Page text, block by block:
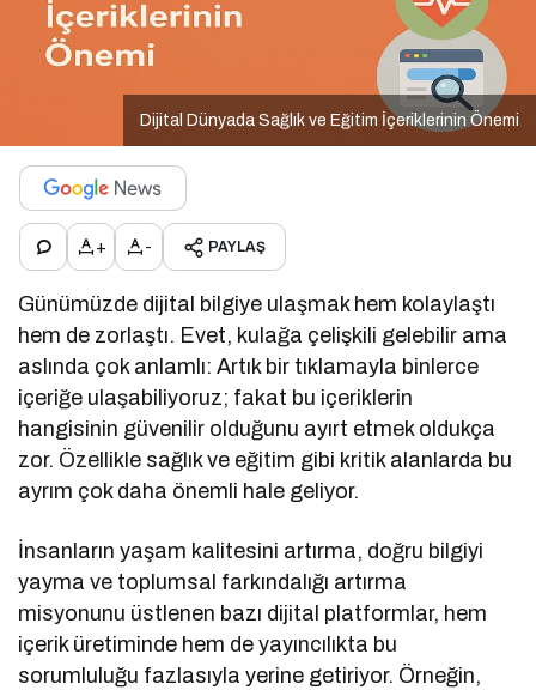
Dijital Dünyada Sağlık ve Eğitim İçeriklerinin Önemi
+ - PAYLAŞ
Günümüzde dijital bilgiye ulaşmak hem kolaylaştı
hem de zorlaştı. Evet, kulağa çelişkili gelebilir ama
aslında çok anlamlı: Artık bir tıklamayla binlerce
içeriğe ulaşabiliyoruz; fakat bu içeriklerin
hangisinin güvenilir olduğunu ayırt etmek oldukça
zor. Özellikle sağlık ve eğitim gibi kritik alanlarda bu
ayrım çok daha önemli hale geliyor.
İnsanların yaşam kalitesini artırma, doğru bilgiyi
yayma ve toplumsal farkındalığı artırma
misyonunu üstlenen bazı dijital platformlar, hem
içerik üretiminde hem de yayıncılıkta bu
sorumluluğu fazlasıyla yerine getiriyor. Örneğin,